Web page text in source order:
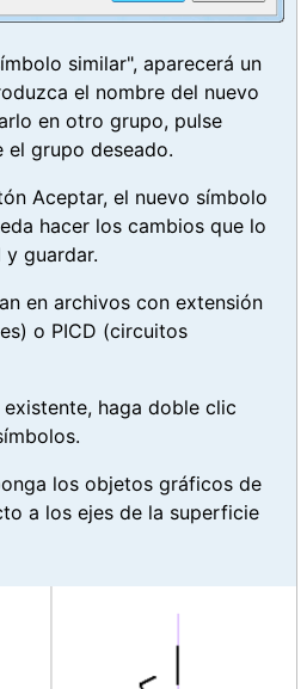
similar", aparecerá un
el nombre del nuevo
en otro grupo, pulse
el grupo deseado.
Aceptar, el nuevo símbolo
hacer los cambios que lo
guardar.
en archivos con extensión
o PICD (circuitos
haga doble clic
los objetos gráficos de
a los ejes de la superficie